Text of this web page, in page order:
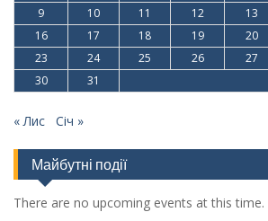
9
10 11 12 13
16
17 18 19 20
23
24 25 26 27
30
31
« Лис Січ »
Майбутні події
There are no upcoming events at this time.